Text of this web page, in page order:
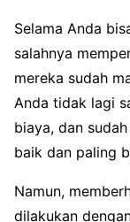
Selama Anda
salahnya
mereka sudah
Anda tidak lagi
biaya, dan
baik dan paling
Namun,
dilakukan